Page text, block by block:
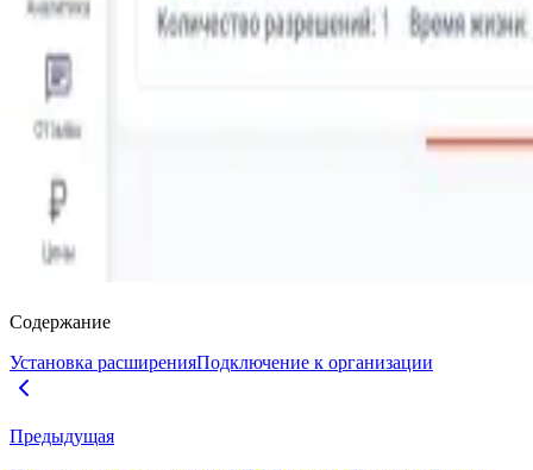
Содержание
Установка расширенияПодключение к организации
Предыдущая